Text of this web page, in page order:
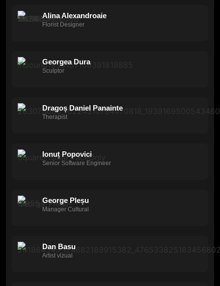
Alina Alexandroaie
Florist Designer
Georgea Dura
Sculptor
Dragoș Daniel Panainte
Therapist
Ionuț Popovici
Senior Software Engineer
George Pleșu
Manager Cultural
Dan Basu
Artist vizual